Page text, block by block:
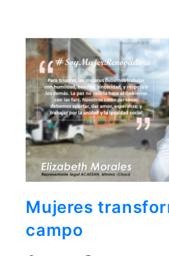
una nueva versión
portal web
oficial
/central-pdet, a la
acceder
aquí.
Por lo tanto, este
de información
de 2026.
Mujeres
campo